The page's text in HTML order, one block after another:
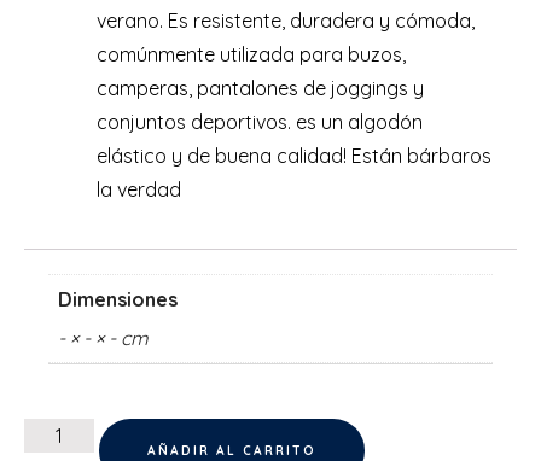
verano. Es resistente, duradera y cómoda,
comúnmente utilizada para buzos,
camperas, pantalones de joggings y
conjuntos deportivos. es un algodón
elástico y de buena calidad! Están bárbaros
la verdad
Dimensiones
- × - × - cm
AÑADIR AL CARRITO